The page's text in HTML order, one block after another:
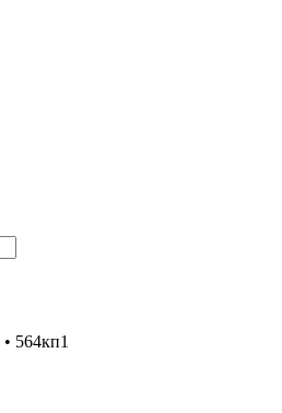
• 564кп1